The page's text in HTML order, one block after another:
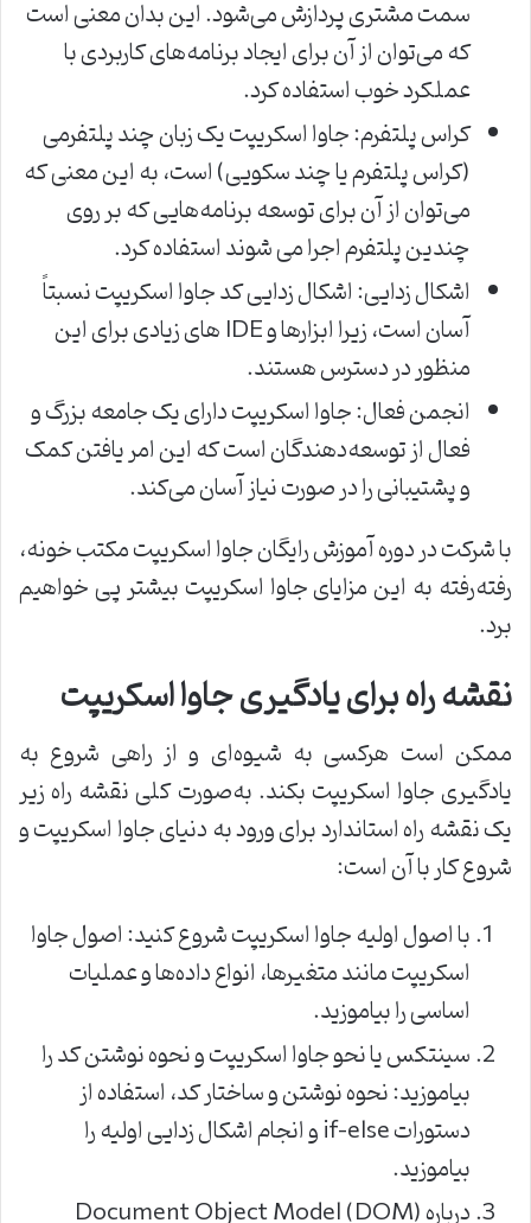
سمت مشتری پردازش می‌شود. این بدان معنی است
که می‌توان از آن برای ایجاد برنامه‌های کاربردی با
عملکرد خوب استفاده کرد.
کراس پلتفرم: جاوا اسکریپت یک زبان چند پلتفرمی
(کراس پلتفرم یا چند سکویی) است، به این معنی که
می‌توان از آن برای توسعه برنامه‌هایی که بر روی
چندین پلتفرم اجرا می شوند استفاده کرد.
اشکال زدایی: اشکال زدایی کد جاوا اسکریپت نسبتاً
آسان است، زیرا ابزارها و IDE های زیادی برای این
منظور در دسترس هستند.
انجمن فعال: جاوا اسکریپت دارای یک جامعه بزرگ و
فعال از توسعه‌دهندگان است که این امر یافتن کمک
و پشتیبانی را در صورت نیاز آسان می‌کند.
با شرکت در دوره آموزش رایگان جاوا اسکریپت مکتب خونه،
رفته‌رفته به این مزایای جاوا اسکریپت بیشتر پی خواهیم
برد.
نقشه راه برای یادگیری جاوا اسکریپت
ممکن است هرکسی به شیوه‌ای و از راهی شروع به
یادگیری جاوا اسکریپت بکند. به‌صورت کلی نقشه راه زیر
یک نقشه راه استاندارد برای ورود به دنیای جاوا اسکریپت و
شروع کار با آن است:
با اصول اولیه جاوا اسکریپت شروع کنید: اصول جاوا
اسکریپت مانند متغیرها، انواع داده‌ها و عملیات
اساسی را بیاموزید.
سینتکس یا نحو جاوا اسکریپت و نحوه نوشتن کد را
بیاموزید: نحوه نوشتن و ساختار کد، استفاده از
دستورات if-else و انجام اشکال زدایی اولیه را
بیاموزید.
درباره Document Object Model (DOM)